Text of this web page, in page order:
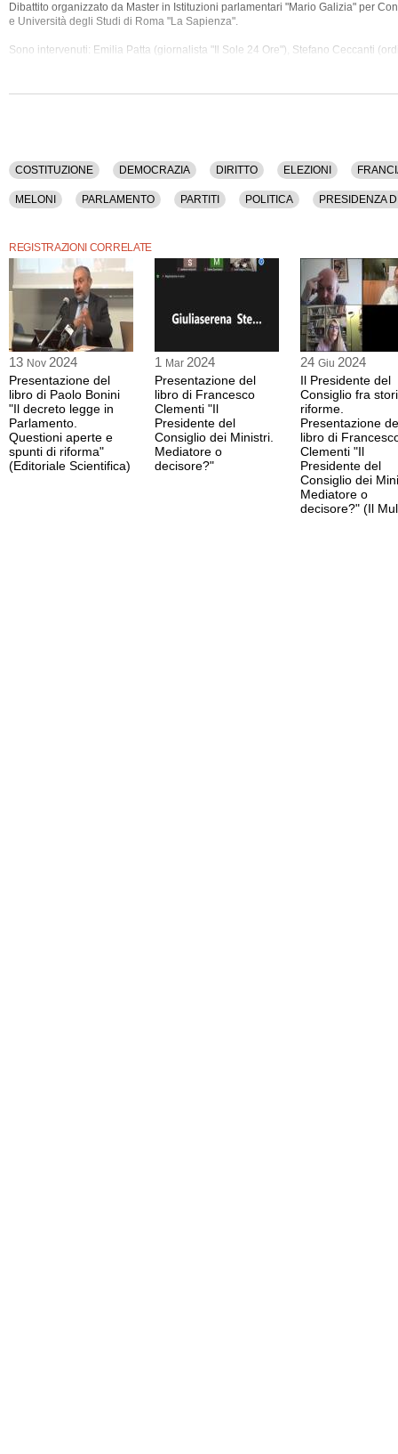
Dibattito organizzato da Master in Istituzioni parlamentari "Mario Galizia" per
e Università degli Studi di Roma "La Sapienza".
Sono intervenuti: Emilia Patta (giornalista "Il Sole 24 Ore"), Stefano Ceccanti
(ordinario di Diritto Pubblico Comparato presso La Sapienza Università di
La registrazione video di questo dibatto ha una durata di 1 ora e 38 minuti.
Questo contenuto è disponibile anche nella sola versione audio.
COSTITUZIONE DEMOCRAZIA DIRITTO ELEZIONI
MELONI PARLAMENTO PARTITI POLITICA PRESIDENZA
REGISTRAZIONI CORRELATE
13 Nov 2024
Presentazione del
libro di Paolo Bonini
"Il decreto legge in
Parlamento.
Questioni aperte e
spunti di riforma"
(Editoriale Scientifica)
1 Mar 2024
Presentazione del
libro di Francesco
Clementi "Il
Presidente del
Consiglio dei Ministri.
Mediatore o
decisore?"
24 Giu 2024
Il Presidente del
Consiglio fra
riforme.
Presentazione
libro di
Clementi "Il
Presidente del
Consiglio dei
Mediatore o
decisore?" (Il